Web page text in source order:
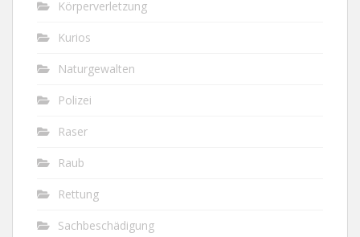
Körperverletzung
Kurios
Naturgewalten
Polizei
Raser
Raub
Rettung
Sachbeschädigung